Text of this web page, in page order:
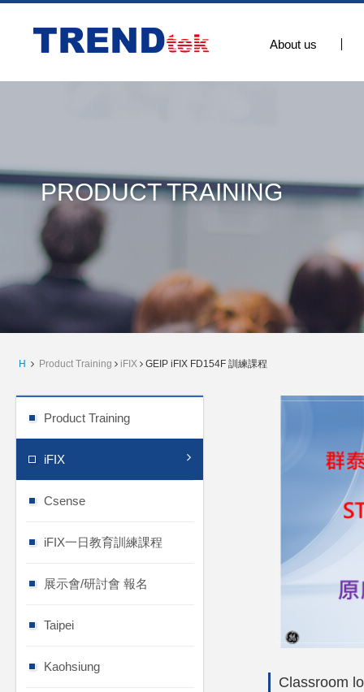
About us
PRODUCT TRAINING
H Product Training iFIX GEIP iFIX FD154F 訓練課程
Product Training
iFIX
Csense
iFIX一日教育訓練課程
展示會/研討會 報名
Taipei
Kaohsiung
Classroom